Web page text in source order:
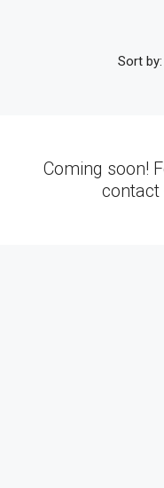
Sort by:
Coming soon!
contact